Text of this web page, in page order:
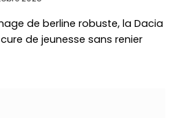
de berline robuste, la Dacia
de jeunesse sans renier